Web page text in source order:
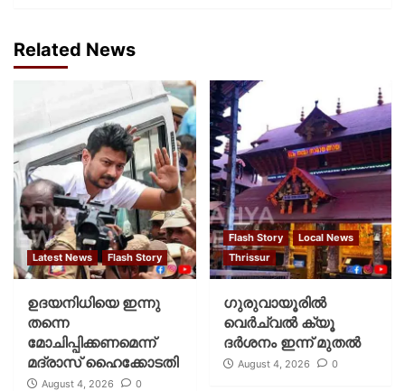
Related News
Latest News Flash Story
ഉദയനിധിയെ ഇന്നു
തന്നെ
മോചിപ്പിക്കണമെന്ന്
മദ്രാസ് ഹൈക്കോടതി
August 4, 2026 0
Flash Story
Local News
Thrissur
ഗുരുവായൂരില്‍
വെര്‍ച്വല്‍ ക്യൂ
ദര്‍ശനം ഇന്ന് മുതല്‍
August 4, 2026 0